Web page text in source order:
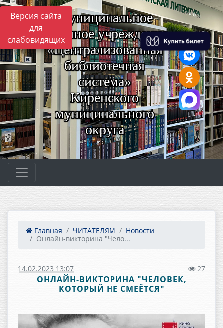
Версия сайта
для
слабовидящих
Муниципальное
казённое учреждение
«Централизованная
библиотечная
система»
Киренского
муниципального
округа
Главная ЧИТАТЕЛЯМ
Новости
Онлайн-викторина "Чело...
14.02.2023 13:07 27
ОНЛАЙН-ВИКТОРИНА "ЧЕЛОВЕК,
КОТОРЫЙ НЕ СМЕЁТСЯ"